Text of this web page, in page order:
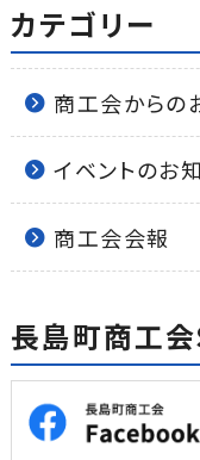
カテゴリー
商工会からの
イベントのお
商工会会報
長島町商工